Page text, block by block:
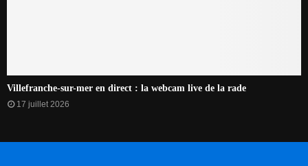
Villefranche-sur-mer en direct : la webcam live de la rade
17 juillet 2026